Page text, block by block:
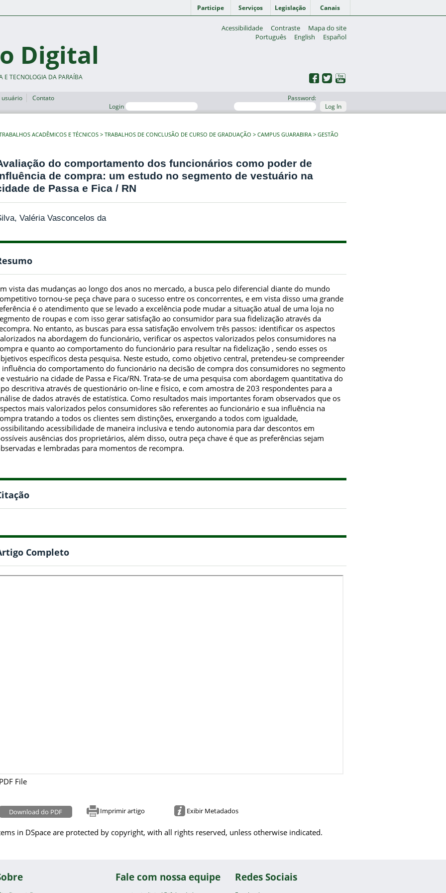
Participe Serviços Legislação Canais
Acessibilidade Contraste
Mapa do site
Português
English Español
Digital
E TECNOLOGIA DA PARAÍBA
usuário
Contato
Login
Password:
Log In
ACADÊMICOS E TÉCNICOS TRABALHOS DE CONCLUSÃO DE CURSO DE GRADUAÇÃO CAMPUS GUARABIRA GESTÃO
do comportamento dos funcionários como poder de
de compra: um estudo no segmento de vestuário na
de Passa e Fica / RN
Valéria Vasconcelos da
vista das mudanças ao longo dos anos no mercado, a busca pelo diferencial diante do mundo
tornou-se peça chave para o sucesso entre os concorrentes, e em vista disso uma grande
é o atendimento que se levado a excelência pode mudar a situação atual de uma loja no
de roupas e com isso gerar satisfação ao consumidor para sua fidelização através da
No entanto, as buscas para essa satisfação envolvem três passos: identificar os aspectos
na abordagem do funcionário, verificar os aspectos valorizados pelos consumidores na
e quanto ao comportamento do funcionário para resultar na fidelização , sendo esses os
específicos desta pesquisa. Neste estudo, como objetivo central, pretendeu-se compreender
influência do comportamento do funcionário na decisão de compra dos consumidores no segmento
vestuário na cidade de Passa e Fica/RN. Trata-se de uma pesquisa com abordagem quantitativa do
descritiva através de questionário on-line e físico, e com amostra de 203 respondentes para a
de dados através de estatística. Como resultados mais importantes foram observados que os
mais valorizados pelos consumidores são referentes ao funcionário e sua influência na
tratando a todos os clientes sem distinções, enxergando a todos com igualdade,
acessibilidade de maneira inclusiva e tendo autonomia para dar descontos em
ausências dos proprietários, além disso, outra peça chave é que as preferências sejam
e lembradas para momentos de recompra.
Completo
File
Download do PDF Imprimir artigo Exibir Metadados
in DSpace are protected by copyright, with all rights reserved, unless otherwise indicated.
Fale com nossa equipe Redes Sociais